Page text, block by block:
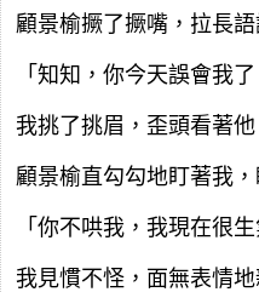
顧景榆撅了撅嘴，拉長語
「知知，你今天誤會我
我挑了挑眉，歪頭看著他
顧景榆直勾勾地盯著我
「你不哄我，我現在很生
我見慣不怪，面無表情